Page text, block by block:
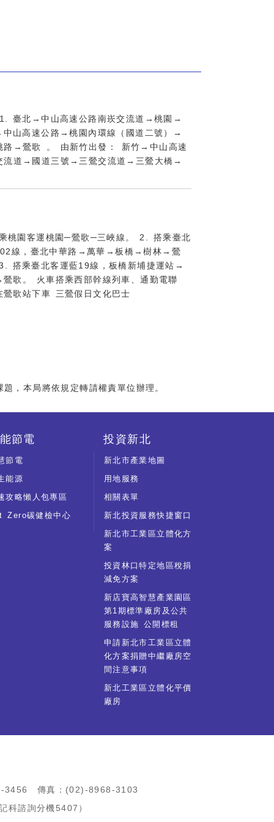
臺北→中山高速公路南崁交流道→桃園→
山高速公路→桃園內環線（國道二號）→
路→鶯歌 。 由新竹出發： 新竹→中山高速
流道→國道三號→三鶯交流道→三鶯大橋→
桃園客運桃園─鶯歌─三峽線。 2. 搭乘臺北
線，臺北中華路→萬華→板橋→樹林→鶯
搭乘臺北客運藍19線，板橋新埔捷運站→
歌。 火車搭乘西部幹線列車、通勤電聯
鶯歌站下車 三鶯假日文化巴士
，本局將依規定轉請權責單位辦理。
節電
節電
能源
攻略懶人包專區
Zero碳健檢中心
投資新北
新北市產業地圖
用地服務
相關表單
新北投資服務快捷窗口
新北市工業區立體化方
案
投資林口特定地區稅捐
減免方案
新店寶高智慧產業園區
第1期標準廠房及公共
服務設施 公開標租
申請新北市工業區立體
化方案捐贈中繼廠房空
間注意事項
新北工業區立體化平價
廠房
3456 傳真：(02)-8968-3103
科諮詢分機5407）